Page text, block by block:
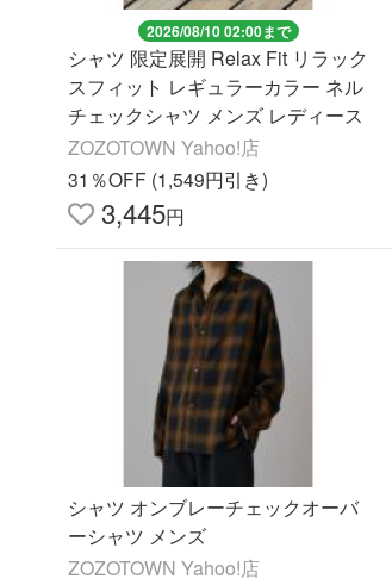
2026/08/10 02:00まで
シャツ 限定展開 Relax Fit リラック
スフィット レギュラーカラー ネル
チェックシャツ メンズ レディース
ZOZOTOWN Yahoo!店
31％OFF (1,549円引き)
3,445円
シャツ オンブレーチェックオーバ
ーシャツ メンズ
ZOZOTOWN Yahoo!店